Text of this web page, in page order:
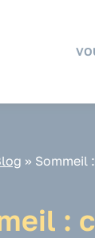
» Sommeil
: